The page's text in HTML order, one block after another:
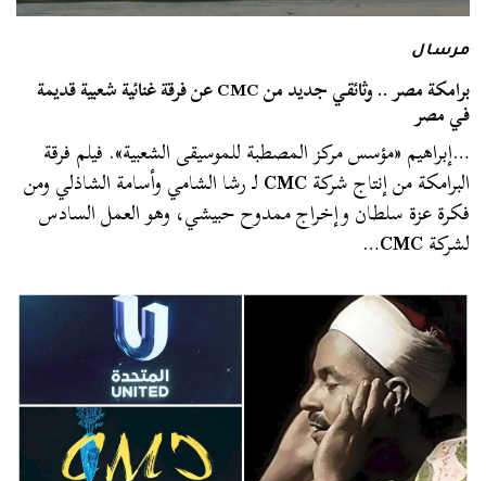
مرسال
برامكة مصر .. وثائقي جديد من CMC عن فرقة غنائية شعبية قديمة
في مصر
…إبراهيم «مؤسس مركز المصطبة للموسيقى الشعبية». فيلم فرقة
البرامكة من إنتاج شركةCMCلـ رشا الشامي وأسامة الشاذلي ومن
فكرة عزة سلطان وإخراج ممدوح حبيشي، وهو العمل السادس
لشركةCMC
…